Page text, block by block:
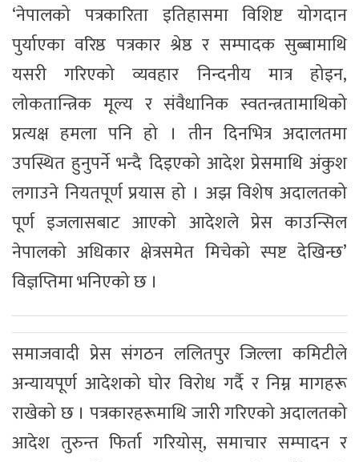
‘नेपालको पत्रकारिता इतिहासमा विशिष्ट योगदान
पुर्याएका वरिष्ठ पत्रकार श्रेष्ठ र सम्पादक सुब्बामाथि
यसरी गरिएको व्यवहार निन्दनीय मात्र होइन,
लोकतान्त्रिक मूल्य र संवैधानिक स्वतन्त्रतामाथिको
प्रत्यक्ष हमला पनि हो । तीन दिनभित्र अदालतमा
उपस्थित हुनुपर्ने भन्दै दिइएको आदेश प्रेसमाथि अंकुश
लगाउने नियतपूर्ण प्रयास हो । अझ विशेष अदालतको
पूर्ण इजलासबाट आएको आदेशले प्रेस काउन्सिल
नेपालको अधिकार क्षेत्रसमेत मिचेको स्पष्ट देखिन्छ’
विज्ञप्तिमा भनिएको छ ।
समाजवादी प्रेस संगठन ललितपुर जिल्ला कमिटीले
अन्यायपूर्ण आदेशको घोर विरोध गर्दै र निम्न मागहरू
राखेको छ । पत्रकारहरूमाथि जारी गरिएको अदालतको
आदेश तुरुन्त फिर्ता गरियोस्, समाचार सम्पादन र